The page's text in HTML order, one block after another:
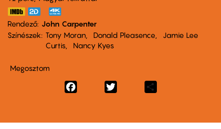
Rendező John Carpenter
Színészek
Tony Moran Donald Pleasence
Jamie Lee
Curtis
Nancy Kyes
Megosztom
Facebook